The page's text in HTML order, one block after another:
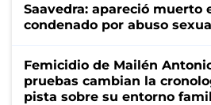
Saavedra: apareció muerto
condenado por abuso
Femicidio de Mailén
pruebas cambian la
pista sobre su entorno